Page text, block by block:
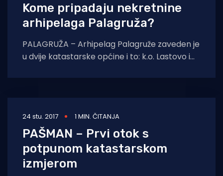
Kome pripadaju nekretnine
arhipelaga Palagruža?
PALAGRUŽA – Arhipelag Palagruže zaveden je
u dvije katastarske općine i to: k.o. Lastovo i
24 stu. 2017 1 MIN. ČITANJA
PAŠMAN – Prvi otok s
potpunom katastarskom
izmjerom